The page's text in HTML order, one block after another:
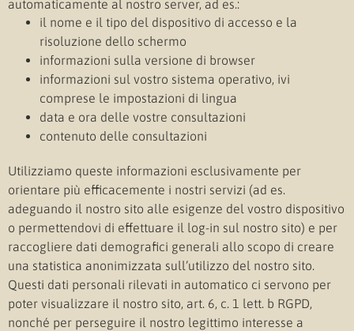
automaticamente al nostro server, ad es.:
il nome e il tipo del dispositivo di accesso e la
risoluzione dello schermo
informazioni sulla versione di browser
informazioni sul vostro sistema operativo, ivi
comprese le impostazioni di lingua
data e ora delle vostre consultazioni
contenuto delle consultazioni
Utilizziamo queste informazioni esclusivamente per
orientare più efficacemente i nostri servizi (ad es.
adeguando il nostro sito alle esigenze del vostro dispositivo
o permettendovi di effettuare il log-in sul nostro sito) e per
raccogliere dati demografici generali allo scopo di creare
una statistica anonimizzata sull’utilizzo del nostro sito.
Questi dati personali rilevati in automatico ci servono per
poter visualizzare il nostro sito, art. 6, c. 1 lett. b RGPD,
nonché per perseguire il nostro legittimo interesse a